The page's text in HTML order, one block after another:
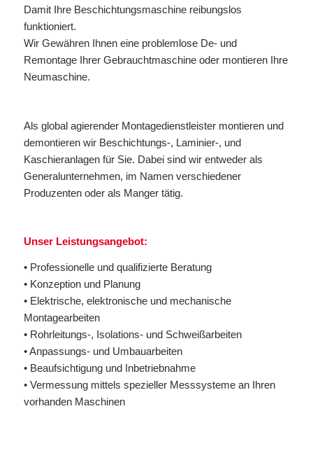
Damit Ihre Beschichtungsmaschine reibungslos
funktioniert.
Wir Gewähren Ihnen eine problemlose De- und
Remontage Ihrer Gebrauchtmaschine oder montieren Ihre
Neumaschine.
Als global agierender Montagedienstleister montieren und
demontieren wir Beschichtungs-, Laminier-, und
Kaschieranlagen für Sie. Dabei sind wir entweder als
Generalunternehmen, im Namen verschiedener
Produzenten oder als Manger tätig.
Unser Leistungsangebot:
• Professionelle und qualifizierte Beratung
• Konzeption und Planung
• Elektrische, elektronische und mechanische
Montagearbeiten
• Rohrleitungs-, Isolations- und Schweißarbeiten
• Anpassungs- und Umbauarbeiten
• Beaufsichtigung und Inbetriebnahme
• Vermessung mittels spezieller Messsysteme an Ihren
vorhanden Maschinen